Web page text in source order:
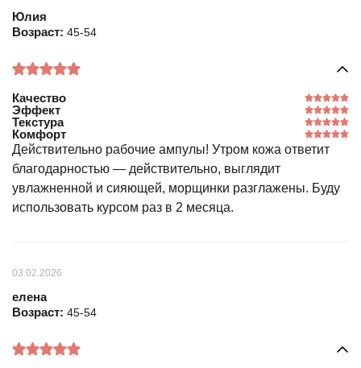
Юлия
Возраст: 45-54
Качество
Эффект
Текстура
Комфорт
Действительно рабочие ампулы! Утром кожа ответит
благодарностью — действительно, выглядит
увлажненной и сияющей, морщинки разглажены. Буду
использовать курсом раз в 2 месяца.
03.02.2026
елена
Возраст: 45-54